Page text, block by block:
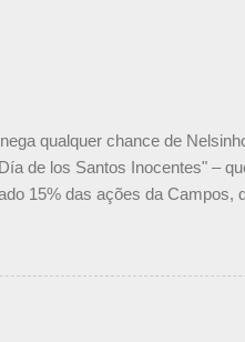
qualquer chance de
de los Santos Inocentes" –
15% das ações da Campos,
que o brasileiro não será o
de Piquet", admitiu
explicou, dizendo